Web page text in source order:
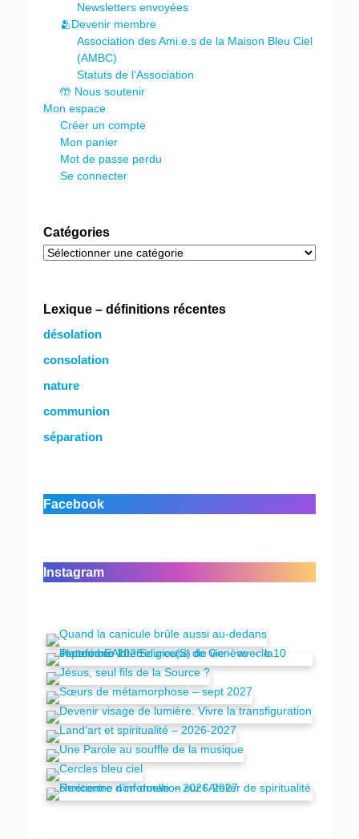
Newsletters envoyées
🫂Devenir membre
Association des Ami.e.s de la Maison Bleu Ciel
(AMBC)
Statuts de l’Association
🤲 Nous soutenir
Mon espace
Créer un compte
Mon panier
Mot de passe perdu
Se connecter
Catégories
Catégories
Lexique – définitions récentes
désolation
consolation
nature
communion
séparation
Facebook
Instagram